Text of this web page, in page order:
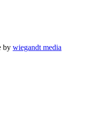
by wiegandt media